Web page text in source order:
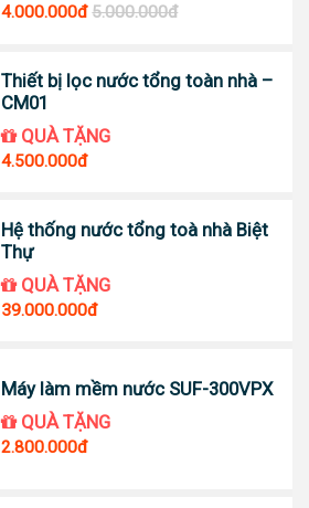
4.000.000đ 5.000.000đ
Thiết bị lọc nước tổng toàn nhà –
CM01
QUÀ TẶNG
4.500.000đ
Hệ thống nước tổng toà nhà Biệt
Thự
QUÀ TẶNG
39.000.000đ
Máy làm mềm nước SUF-300VPX
QUÀ TẶNG
2.800.000đ